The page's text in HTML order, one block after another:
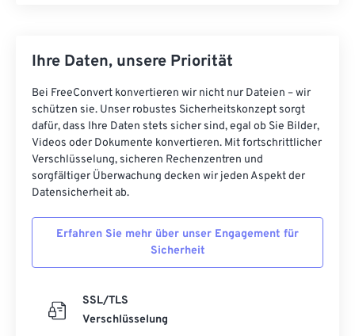
Ihre Daten, unsere Priorität
Bei FreeConvert konvertieren wir nicht nur Dateien – wir
schützen sie. Unser robustes Sicherheitskonzept sorgt
dafür, dass Ihre Daten stets sicher sind, egal ob Sie Bilder,
Videos oder Dokumente konvertieren. Mit fortschrittlicher
Verschlüsselung, sicheren Rechenzentren und
sorgfältiger Überwachung decken wir jeden Aspekt der
Datensicherheit ab.
Erfahren Sie mehr über unser Engagement für
Sicherheit
SSL/TLS
Verschlüsselung